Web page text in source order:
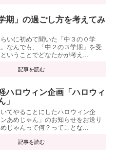
期」の過ごし方を考えてみ
いに初めて聞いた「中３の０学
なんでも、「中２の３学期」を受
いうことでどなたかが考え...
記事を読む
ハロウィン企画「ハロウィ
」
てやることにしたハロウィン企
あめじゃん」のお知らせをお送り
じゃんって何？ってことな...
記事を読む